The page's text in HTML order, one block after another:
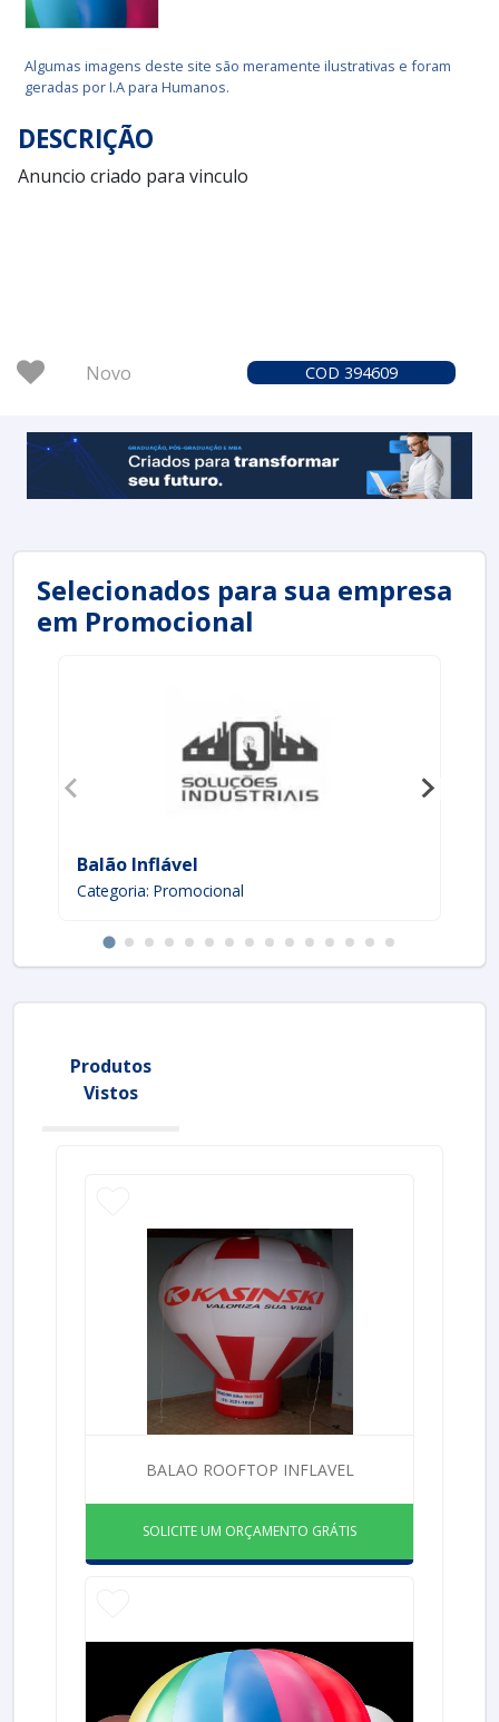
Algumas imagens deste site são meramente ilustrativas e foram
geradas por I.A para Humanos.
DESCRIÇÃO
Anuncio criado para vinculo
Novo COD 394609
Selecionados para sua empresa
em Promocional
Balão Inflável
Categoria: Promocional
Produtos
Vistos
BALAO ROOFTOP INFLAVEL
SOLICITE UM ORÇAMENTO GRÁTIS